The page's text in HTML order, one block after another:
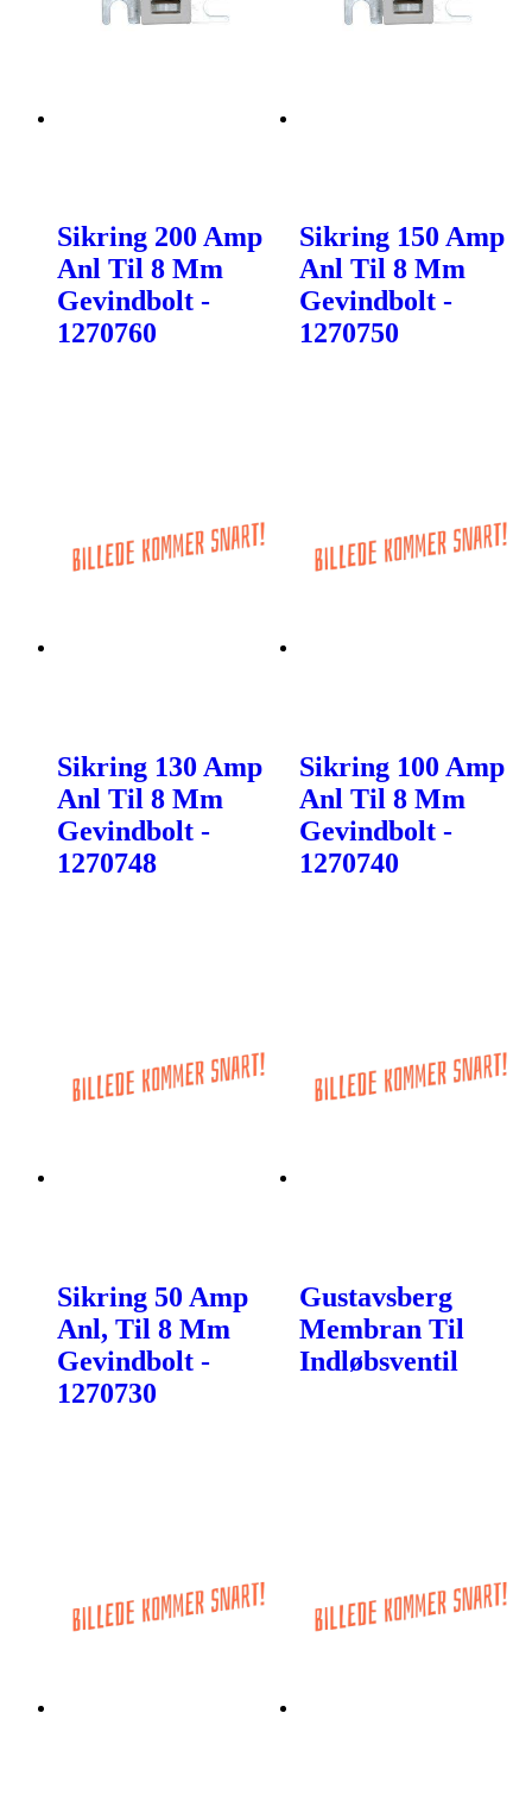
Sikring 200 Amp
Anl Til 8 Mm
Gevindbolt -
1270760
Sikring 150 Amp
Anl Til 8 Mm
Gevindbolt -
1270750
Sikring 130 Amp
Anl Til 8 Mm
Gevindbolt -
1270748
Sikring 100 Amp
Anl Til 8 Mm
Gevindbolt -
1270740
Sikring 50 Amp
Anl, Til 8 Mm
Gevindbolt -
1270730
Gustavsberg
Membran Til
Indløbsventil